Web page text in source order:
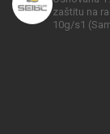
zaštitu na
10g/s1